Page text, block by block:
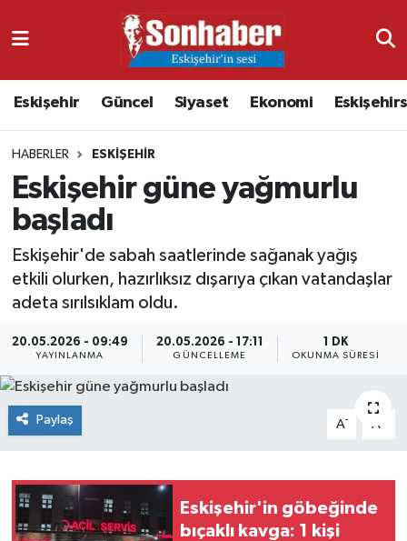
Eskişehir Güncel Siyaset Ekonomi
HABERLER ESKIŞEHIR
Eskişehir güne yağmurlu
başladı
Eskişehir'de sabah saatlerinde sağanak yağış
etkili olurken, hazırlıksız dışarıya çıkan vatandaşlar
adeta sırılsıklam oldu.
20.05.2026 - 09:49
YAYINLANMA
20.05.2026 - 17:11
GÜNCELLEME
1 DK
OKUNMA SÜRESI
Paylaş A- A
Eskişehir'in göbeğinde
bıçaklı kavga: 1 kişi
Ekonomi
Güncel
Kültür & Sanat
Magazin
Resmi İlanlar
Sağlık
Siyaset
Spor
Nöbetçi Eczaneler
Namaz Vakitleri
Trafik Durumu
Süper Lig Puan Durumu ve Fikstür
Tüm Manşetler
Son Dakika Haberleri
Haber Arşivi